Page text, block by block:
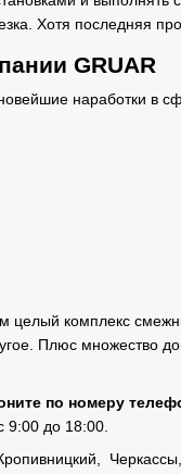
Хотя последняя
GRUAR
наработки в
комплекс
Плюс множество
по номеру
9:00 до 18:00.
Черкассы